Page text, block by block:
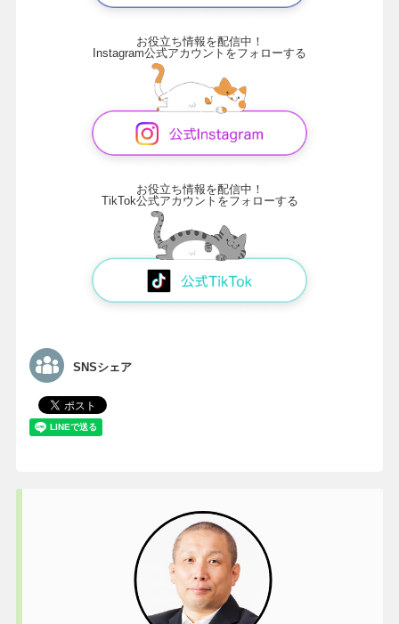
お役立ち情報を配信中！
Instagram公式アカウントをフォローする
お役立ち情報を配信中！
TikTok公式アカウントをフォローする
SNSシェア